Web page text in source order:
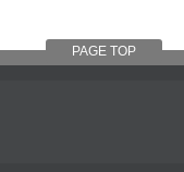
PAGE TOP